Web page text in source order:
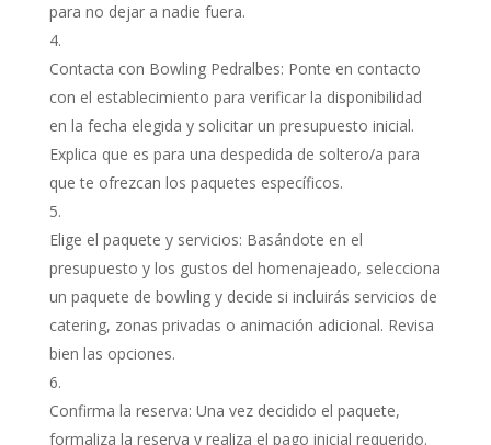
para no dejar a nadie fuera.
Contacta con Bowling Pedralbes: Ponte en contacto
con el establecimiento para verificar la disponibilidad
en la fecha elegida y solicitar un presupuesto inicial.
Explica que es para una despedida de soltero/a para
que te ofrezcan los paquetes específicos.
Elige el paquete y servicios: Basándote en el
presupuesto y los gustos del homenajeado, selecciona
un paquete de bowling y decide si incluirás servicios de
catering, zonas privadas o animación adicional. Revisa
bien las opciones.
Confirma la reserva: Una vez decidido el paquete,
formaliza la reserva y realiza el pago inicial requerido.